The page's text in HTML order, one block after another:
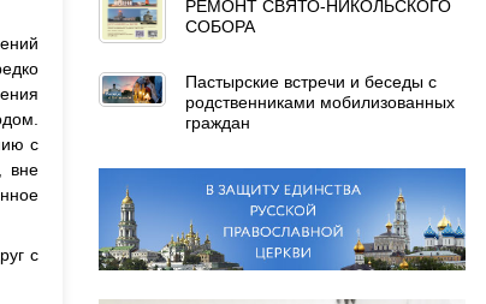
с
вне
с
РЕМОНТ СВЯТО-НИКОЛЬСКОГО
СОБОРА
Пастырские встречи и беседы с
родственниками мобилизованных
граждан